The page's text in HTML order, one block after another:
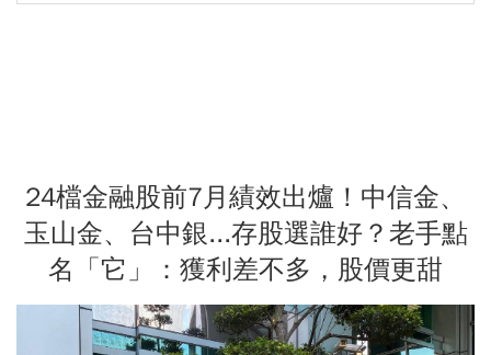
24檔金融股前7月績效出爐！中信金、
玉山金、台中銀...存股選誰好？老手點
名「它」：獲利差不多，股價更甜